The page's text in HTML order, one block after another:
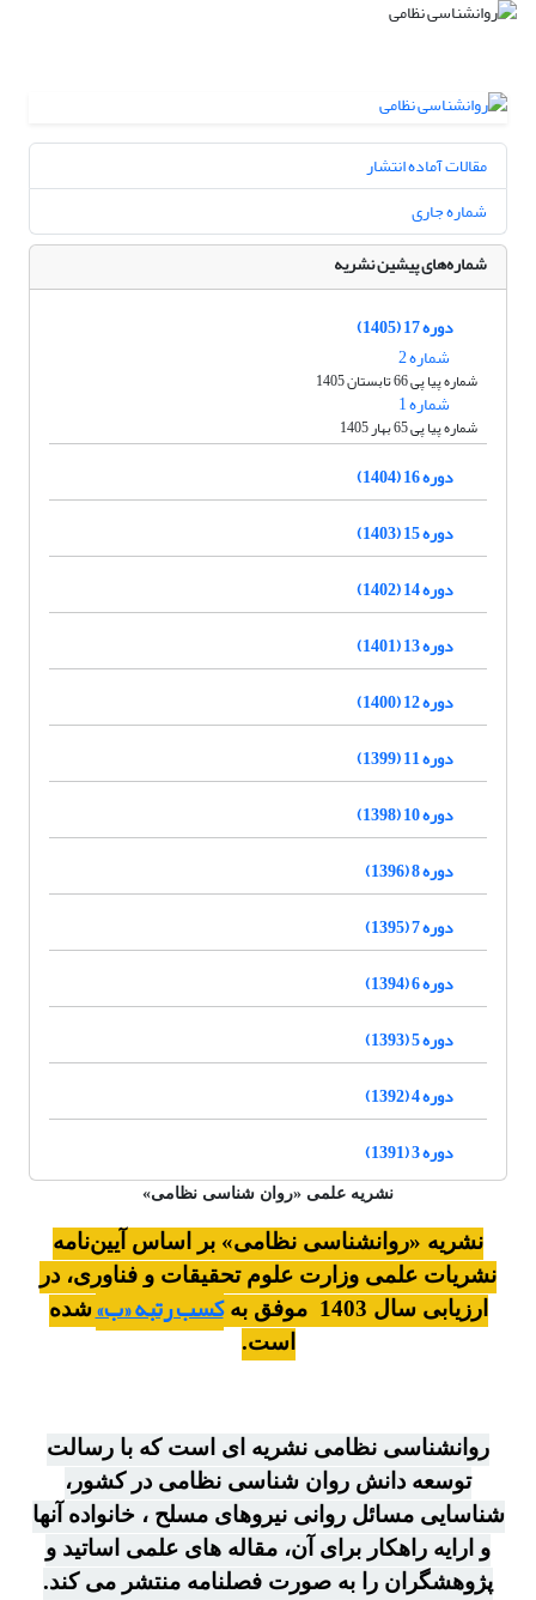
مقالات آماده انتشار
شماره جاری
شماره‌های پیشین نشریه
دوره 17 (1405)
شماره 2
شماره پیا پی 66 تابستان 1405
شماره 1
شماره پیا پی 65 بهار 1405
دوره 16 (1404)
دوره 15 (1403)
دوره 14 (1402)
دوره 13 (1401)
دوره 12 (1400)
دوره 11 (1399)
دوره 10 (1398)
دوره 8 (1396)
دوره 7 (1395)
دوره 6 (1394)
دوره 5 (1393)
دوره 4 (1392)
دوره 3 (1391)
نشریه علمی «روان شناسی نظامی»
نشریه «روانشناسی نظامی» بر اساس آیین‌نامه
نشریات علمی وزارت علوم تحقیقات و فناوری، در
ارزیابی سال 1403 موفق به
کسب رتبه «ب»شده
است.
روانشناسی نظامی نشریه ای است که با رسالت
توسعه دانش روان شناسی نظامی در کشور،
شناسایی مسائل روانی نیروهای مسلح ، خانواده آنها
و ارایه راهکار برای آن، مقاله های علمی اساتید و
پژوهشگران را به صورت فصلنامه منتشر می کند.